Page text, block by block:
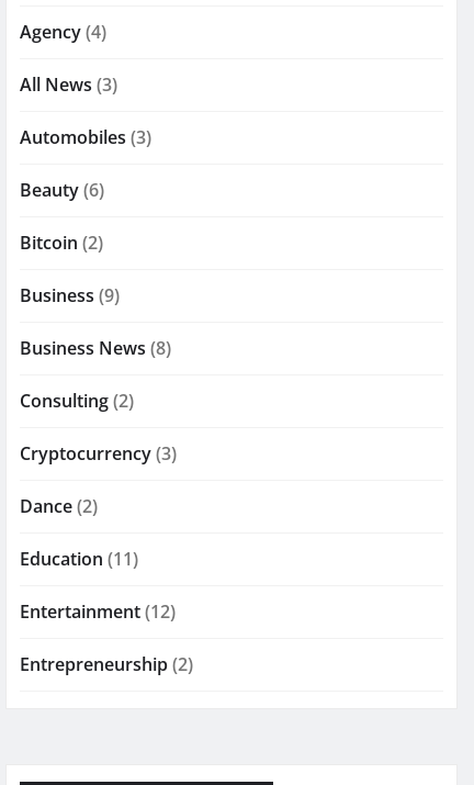
Agency(4)
All News (3)
Automobiles (3)
Beauty(6)
Bitcoin (2)
Business (9)
Business News (8)
Consulting(2)
Cryptocurrency(3)
Dance(2)
Education (11)
Entertainment(12)
Entrepreneurship(2)